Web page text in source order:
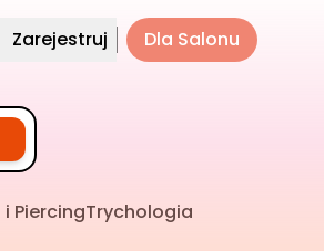
Zarejestruj Dla Salonu
PiercingTrychologia